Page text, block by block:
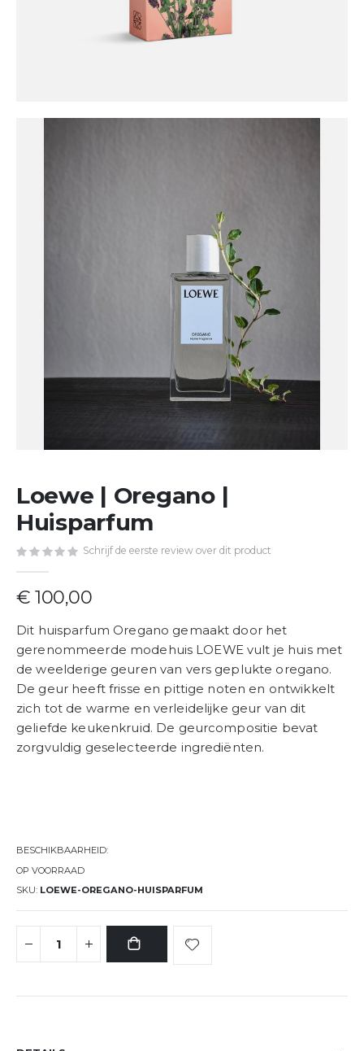
naar
het
begin
de
afbeeldingen-
gallerij
Loewe | Oregano |
Huisparfum
Schrijf de eerste review over dit product
€ 100,00
Dit huisparfum Oregano gemaakt door het
gerenommeerde modehuis LOEWE vult je huis met
de weelderige geuren van vers geplukte oregano.
De geur heeft frisse en pittige noten en ontwikkelt
zich tot de warme en verleidelijke geur van dit
geliefde keukenkruid. De geurcompositie bevat
zorgvuldig geselecteerde ingrediënten.
BESCHIKBAARHEID:
OP VOORRAAD
SKU LOEWE-OREGANO-HUISPARFUM